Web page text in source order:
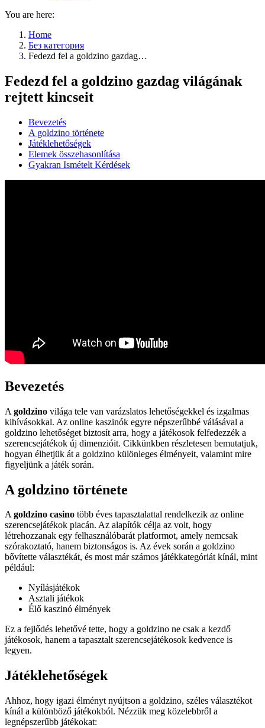
You are here:
Home
Без категория
Fedezd fel a goldzino gazdag…
Fedezd fel a goldzino gazdag világának
rejtett kincseit
Bevezetés
A goldzino története
Játéklehetőségek
Elemek összehasonlítása
Gyakran Ismételt Kérdések
Bevezetés
A goldzino világa tele van varázslatos lehetőségekkel és izgalmas
kihívásokkal. Az online kaszinók egyre népszerűbbé válásával a
goldzino lehetőséget biztosít arra, hogy a játékosok felfedezzék a
szerencsejátékok új dimenzióit. Cikkünkben részletesen bemutatjuk,
hogyan élhetjük át a goldzino különleges élményeit, valamint mire
figyeljünk a játék során.
A goldzino története
Agoldzino casino több éves tapasztalattal rendelkezik az online
szerencsejátékok piacán. Az alapítók célja az volt, hogy
létrehozzanak egy felhasználóbarát platformot, amely nemcsak
szórakoztató, hanem biztonságos is. Az évek során a goldzino
bővítette választékát, és most már számos játékkategóriát kínál, mint
például:
Nyílásjátékok
Asztali játékok
Élő kaszinó élmények
Ez a fejlődés lehetővé tette, hogy a goldzino ne csak a kezdő
játékosok, hanem a tapasztalt szerencsejátékosok kedvence is
legyen.
Játéklehetőségek
Ahhoz, hogy igazi élményt nyújtson a goldzino, széles választékot
kínál a különböző játékokból. Nézzük meg közelebbről a
legnépszerűbb játékokat: